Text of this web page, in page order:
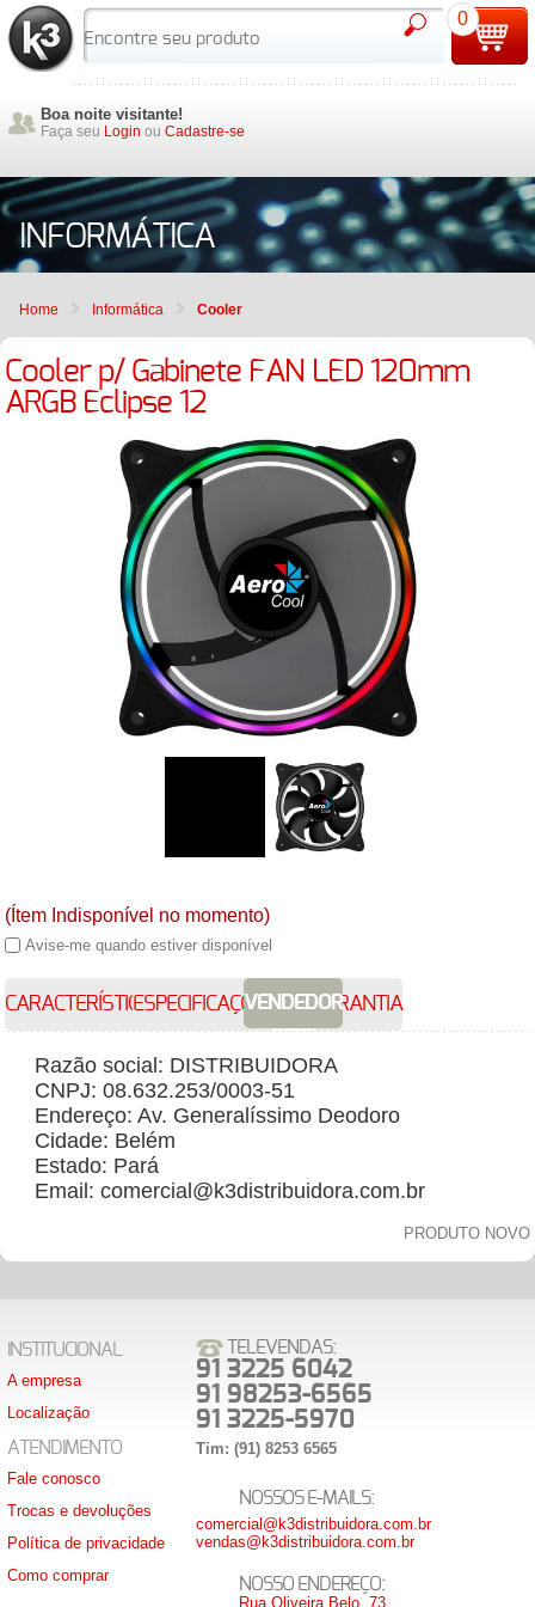
Boa noite visitante!
Faça seu Login ou Cadastre-se
0
INFORMÁTICA
Home Informática Cooler
Cooler p/ Gabinete FAN LED 120mm
ARGB Eclipse 12
(Ítem Indisponível no momento)
Avise-me quando estiver disponível
CARACTERÍSTICASESPECIFICAÇÕESVENDEDORGARANTIA
Razão social: DISTRIBUIDORA
CNPJ: 08.632.253/0003-51
Endereço: Av. Generalíssimo Deodoro
Cidade: Belém
Estado: Pará
Email: comercial@k3distribuidora.com.br
PRODUTO NOVO
INSTITUCIONAL
A empresa
Localização
ATENDIMENTO
Fale conosco
Trocas e devoluções
Política de privacidade
Como comprar
TELEVENDAS:
91 3225 6042
91 98253-6565
91 3225-5970
Tim: (91) 8253 6565
NOSSOS E-MAILS:
comercial@k3distribuidora.com.br
vendas@k3distribuidora.com.br
NOSSO ENDEREÇO:
Rua Oliveira Belo, 73